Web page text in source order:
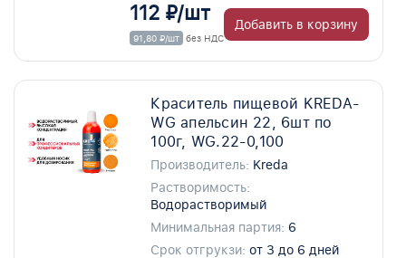
112 ₽/шт
91,80 ₽/шт без НДС
Добавить в корзину
Краситель пищевой KREDA-
WG апельсин 22, 6шт по
100г, WG.22-0,100
Производитель: Kreda
Растворимость:
Водорастворимый
Минимальная партия: 6
Срок отгрукзи: от 3 до 6 дней